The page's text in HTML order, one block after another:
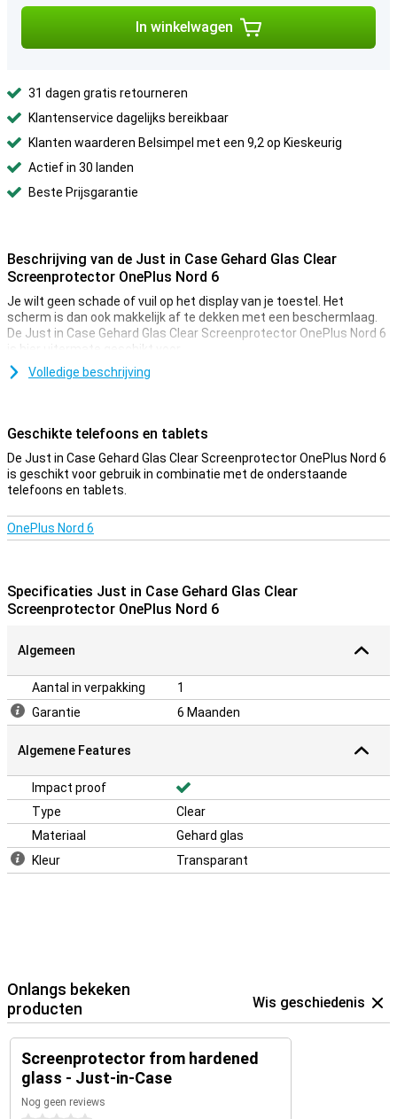
In winkelwagen
31 dagen gratis retourneren
Klantenservice dagelijks bereikbaar
Klanten waarderen Belsimpel met een 9,2 op Kieskeurig
Actief in 30 landen
Beste Prijsgarantie
Beschrijving van de Just in Case Gehard Glas Clear
Screenprotector OnePlus Nord 6
Je wilt geen schade of vuil op het display van je toestel. Het
scherm is dan ook makkelijk af te dekken met een beschermlaag.
De Just in Case Gehard Glas Clear Screenprotector OnePlus Nord 6
is hier uitermate geschikt voor.
Dankzij deze screenprotector, die is gemaakt van gehard glas,
Beschermlaag die niet in de weg zit
Zoek je bescherming voor het display van je OnePlus Nord 6 ? Dan is
deze clear screenprotector een goede optie. De beschermlaag zit
voorwerpen. Zo voorkom je krassen in het scherm.
Volledige beschrijving
Geschikte telefoons en tablets
De Just in Case Gehard Glas Clear Screenprotector OnePlus Nord 6
is geschikt voor gebruik in combinatie met de onderstaande
telefoons en tablets.
OnePlus Nord 6
Specificaties Just in Case Gehard Glas Clear
Screenprotector OnePlus Nord 6
Algemeen
Aantal in verpakking
1
Garantie
6 Maanden
Algemene Features
Impact proof
Type
Clear
Materiaal
Gehard glas
Kleur
Transparant
Onlangs bekeken
producten
Wis geschiedenis
Screenprotector from hardened
glass - Just-in-Case
Nog geen reviews